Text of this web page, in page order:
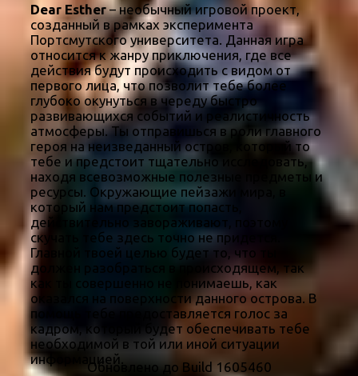
Dear Esther– необычный игровой проект,
созданный в рамках эксперимента
Портсмутского университета. Данная игра
относится к жанру приключения, где все
действия будут происходить с видом от
первого лица, что позволит тебе более
глубоко окунуться в череду быстро
развивающихся событий и реалистичность
атмосферы. Ты отправишься в роли главного
героя на неизведанный остров, который то
тебе и предстоит тщательно исследовать,
находя всевозможные полезные предметы и
ресурсы. Окружающие пейзажи мира, в
который нам предстоит попасть,
действительно завораживают, поэтому
скучать тебе здесь точно не придется.
Главной твоей целью будет то, что ты
должен разобраться в происходящем, так
как ты совершенно не понимаешь, как
оказался на поверхности данного острова. В
помощь тебе предоставляется голос за
кадром, который будет обеспечивать тебе
необходимой в той или иной ситуации
информацией.
Обновлено до Build 1605460